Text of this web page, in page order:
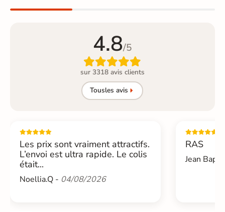
4.8/5

sur 3318 avis clients
Tousles avis
Les prix sont vraiment attractifs.
L’envoi est ultra rapide. Le colis
était...
Noellia.Q - 04/08/2026
RAS
Jean